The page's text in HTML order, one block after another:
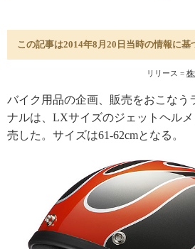
この記事は2014年8月20日当時の情報に基
リリース =
バイク用品の企画、販売をおこなう
ナルは、LXサイズのジェットヘル
売した。サイズは61-62cmとなる。